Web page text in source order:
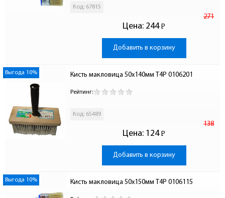
Код: 67815
Цена:
271
244 Р
-
Добавить в корзину
Выгода 10% Кисть макловица 50х140мм T4P 0106201
Рейтинг:
Код: 65489
Цена:
138
124 Р
-
Добавить в корзину
Выгода 10% Кисть макловица 50х150мм T4P 0106115